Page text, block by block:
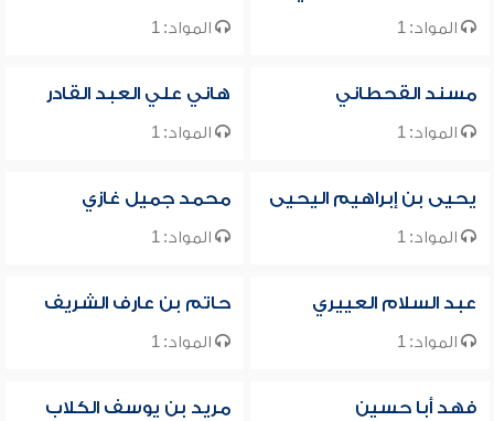
المواد: 1 المواد: 1
مسند القحطاني
المواد: 1
هاني علي العبد القادر
المواد: 1
يحيى بن إبراهيم اليحيى
المواد: 1
محمد جميل غازي
المواد: 1
عبد السلام العييري
المواد: 1
حاتم بن عارف الشريف
المواد: 1
فهد أبا حسين مريد بن يوسف الكلاب